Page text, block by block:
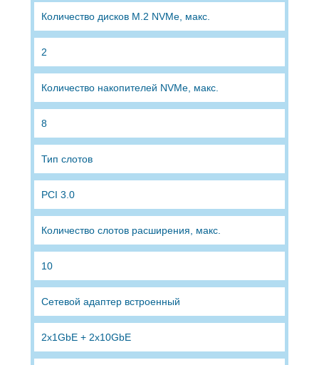
Количество дисков М.2 NVMe, макс.
2
Количество накопителей NVMe, макс.
8
Тип слотов
PCI 3.0
Количество слотов расширения, макс.
10
Сетевой адаптер встроенный
2х1GbE + 2x10GbE